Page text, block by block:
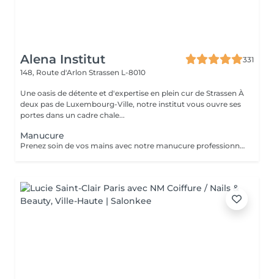
Alena Institut
331
148, Route d'Arlon Strassen L-8010
Une oasis de détente et d'expertise en plein cur de Strassen À
deux pas de Luxembourg-Ville, notre institut vous ouvre ses
portes dans un cadre chale...
Manucure
Prenez soin de vos mains avec notre manucure professionnelle, pour des ongles soignés et une peau douce. - Limage et modelage précis des ongles - Soin des cuticules et hydratation des mains - Finition base fortifiante ou non Chaque séance est réalisée avec soin pour un résultat élégant et raffiné.